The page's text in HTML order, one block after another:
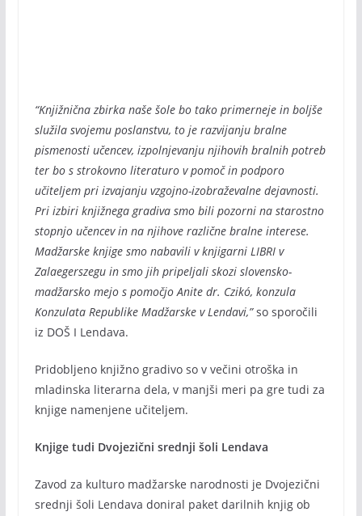
“Knjižnična zbirka naše šole bo tako primerneje in boljše
služila svojemu poslanstvu, to je razvijanju bralne
pismenosti učencev, izpolnjevanju njihovih bralnih potreb
ter bo s strokovno literaturo v pomoč in podporo
učiteljem pri izvajanju vzgojno-izobraževalne dejavnosti.
Pri izbiri knjižnega gradiva smo bili pozorni na starostno
stopnjo učencev in na njihove različne bralne interese.
Madžarske knjige smo nabavili v knjigarni LIBRI v
Zalaegerszegu in smo jih pripeljali skozi slovensko-
madžarsko mejo s pomočjo Anite dr. Czikó, konzula
Konzulata Republike Madžarske v Lendavi,”so sporočili
iz DOŠ I Lendava.
Pridobljeno knjižno gradivo so v večini otroška in
mladinska literarna dela, v manjši meri pa gre tudi za
knjige namenjene učiteljem.
Knjige tudi Dvojezični srednji šoli Lendava
Zavod za kulturo madžarske narodnosti je Dvojezični
srednji šoli Lendava doniral paket darilnih knjig ob